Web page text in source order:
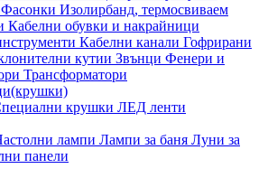
Фасонки Изолирбанд, термосвиваем
Кабелни обувки и накрайници
Кабелни канали Гофрирани
кутии Звънци Фенери и
Трансформатори
крушки ЛЕД ленти
лампи Лампи за баня Луни за
панели